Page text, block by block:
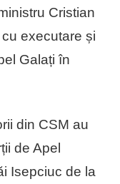
Cristian
executare și
Galați în
din CSM au
de Apel
Isepciuc de la